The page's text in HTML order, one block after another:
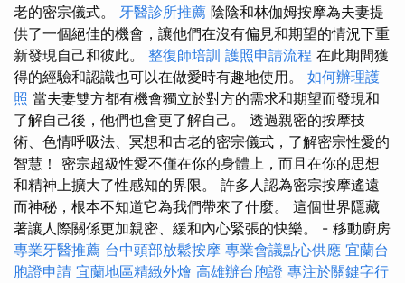
老的密宗儀式。 牙醫診所推薦 陰陰和林伽姆按摩為夫妻提
供了一個絕佳的機會，讓他們在沒有偏見和期望的情況下重
新發現自己和彼此。 整復師培訓 護照申請流程 在此期間獲
得的經驗和認識也可以在做愛時有趣地使用。 如何辦理護
照 當夫妻雙方都有機會獨立於對方的需求和期望而發現和
了解自己後，他們也會更了解自己。 透過親密的按摩技
術、色情呼吸法、冥想和古老的密宗儀式，了解密宗性愛的
智慧！ 密宗超級性愛不僅在你的身體上，而且在你的思想
和精神上擴大了性感知的界限。 許多人認為密宗按摩遙遠
而神秘，根本不知道它為我們帶來了什麼。 這個世界隱藏
著讓人際關係更加親密、緩和內心緊張的快樂。 - 移動廚房
專業牙醫推薦 台中頭部放鬆按摩 專業會議點心供應 宜蘭台
胞證申請 宜蘭地區精緻外燴 高雄辦台胞證 專注於關鍵字行